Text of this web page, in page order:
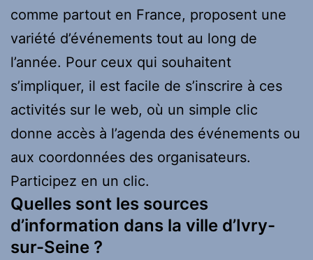
comme partout en France, proposent une
variété d’événements tout au long de
l’année. Pour ceux qui souhaitent
s’impliquer, il est facile de s’inscrire à ces
activités sur le web, où un simple clic
donne accès à l’agenda des événements ou
aux coordonnées des organisateurs.
Participez en un clic.
Quelles sont les sources
d’information dans la ville d’Ivry-
sur-Seine ?